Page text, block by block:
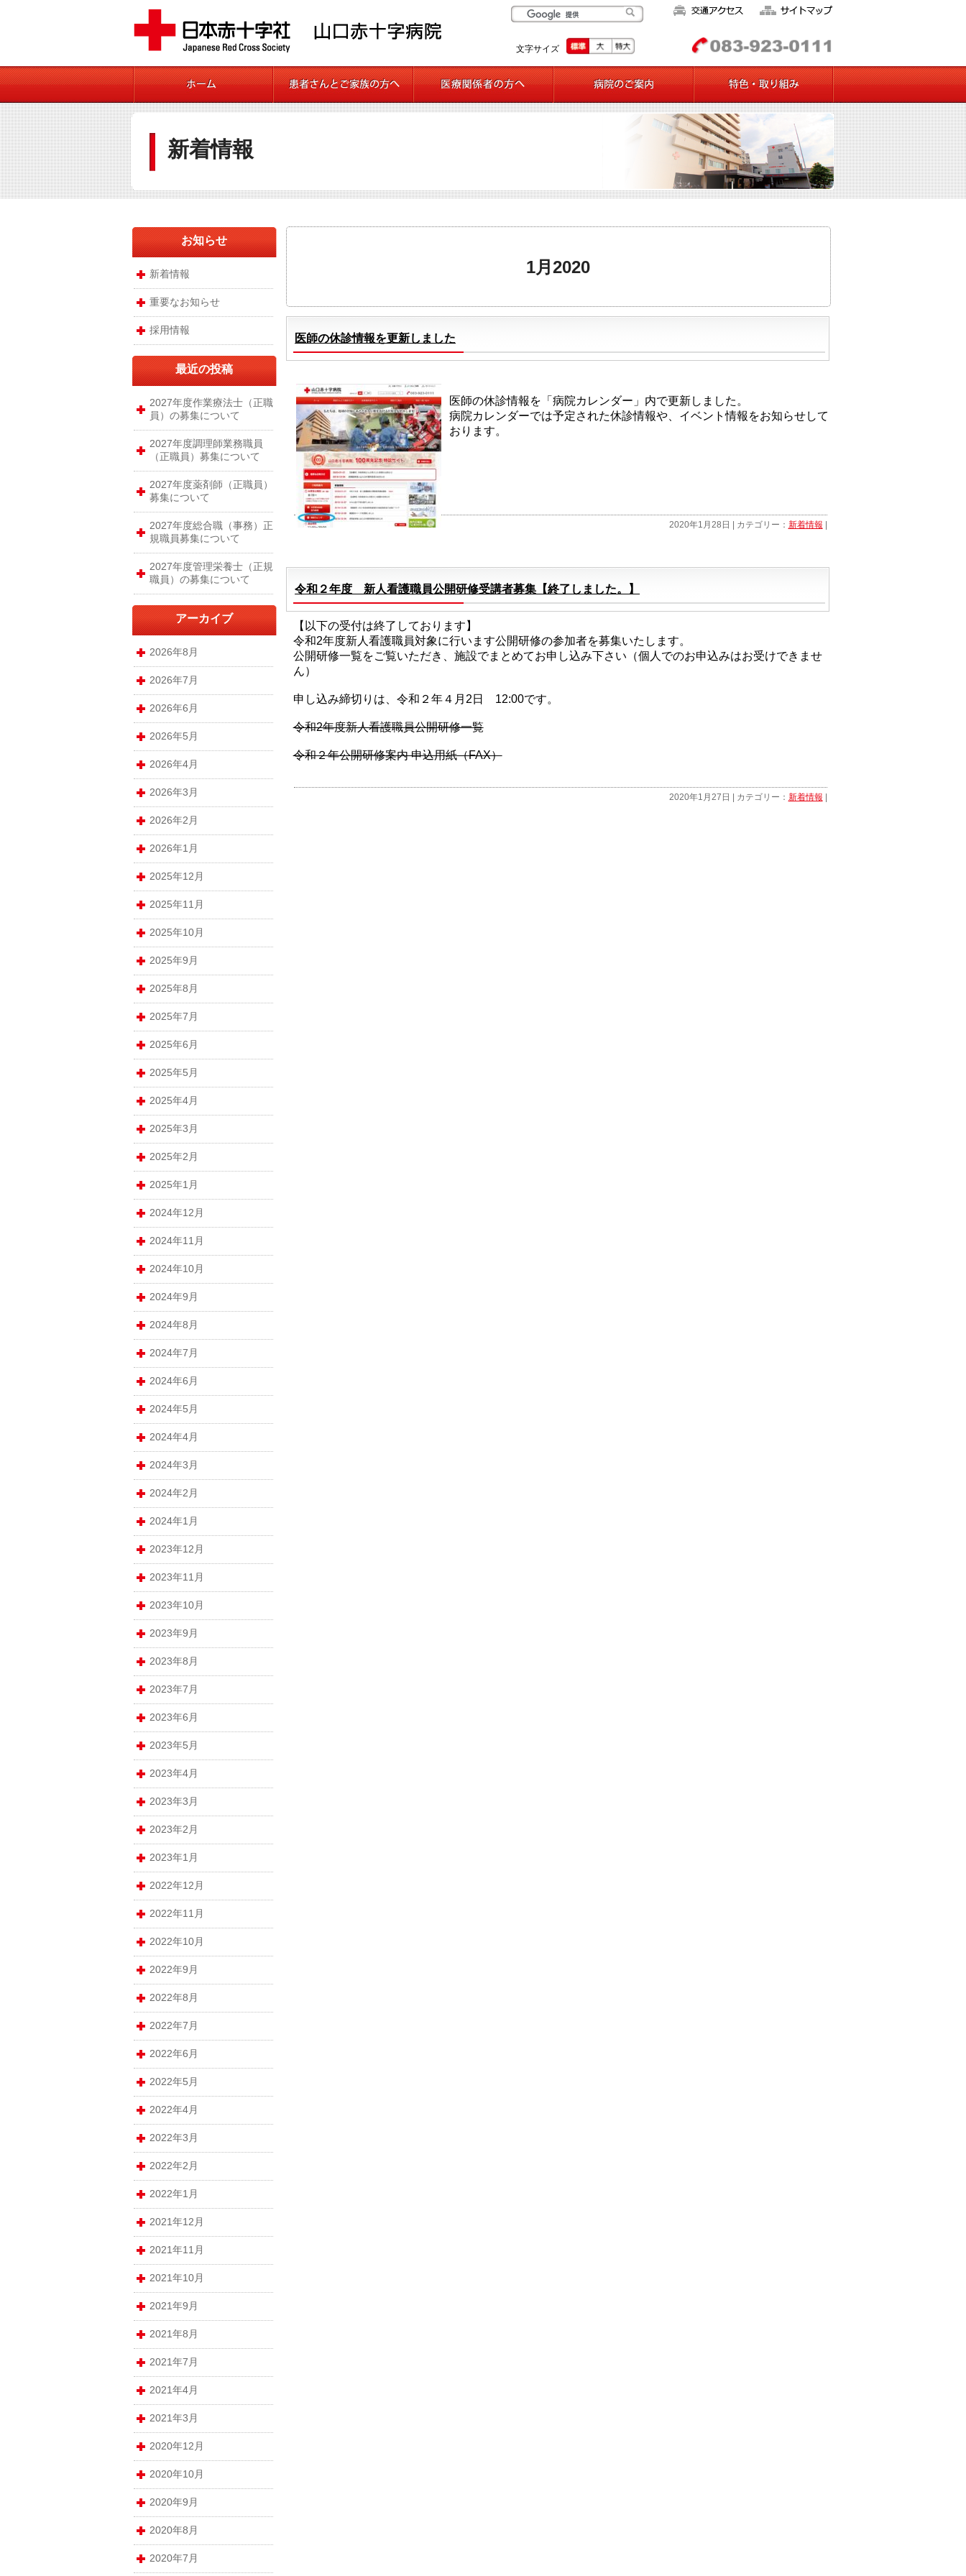
文字サイズ
新着情報
1月2020
医師の休診情報を更新しました
医師の休診情報を「病院カレンダー」内で更新しました。
病院カレンダーでは予定された休診情報や、イベント情報をお知らせして
おります。
2020年1月28日 | カテゴリー： 新着情報
令和２年度 新人看護職員公開研修受講者募集【終了しました。】
【以下の受付は終了しております】
令和2年度新人看護職員対象に行います公開研修の参加者を募集いたします。
公開研修一覧をご覧いただき、施設でまとめてお申し込み下さい（個人でのお申込みはお受けできませ
ん）
申し込み締切りは、令和２年４月2日 12:00です。
令和2年度新人看護職員公開研修一覧
令和２年公開研修案内 申込用紙（FAX）
2020年1月27日 | カテゴリー： 新着情報
お知らせ
新着情報
重要なお知らせ
採用情報
最近の投稿
2027年度作業療法士（正職
員）の募集について
2027年度調理師業務職員
（正職員）募集について
2027年度薬剤師（正職員）
募集について
2027年度総合職（事務）正
規職員募集について
2027年度管理栄養士（正規
職員）の募集について
アーカイブ
2026年8月
2026年7月
2026年6月
2026年5月
2026年4月
2026年3月
2026年2月
2026年1月
2025年12月
2025年11月
2025年10月
2025年9月
2025年8月
2025年7月
2025年6月
2025年5月
2025年4月
2025年3月
2025年2月
2025年1月
2024年12月
2024年11月
2024年10月
2024年9月
2024年8月
2024年7月
2024年6月
2024年5月
2024年4月
2024年3月
2024年2月
2024年1月
2023年12月
2023年11月
2023年10月
2023年9月
2023年8月
2023年7月
2023年6月
2023年5月
2023年4月
2023年3月
2023年2月
2023年1月
2022年12月
2022年11月
2022年10月
2022年9月
2022年8月
2022年7月
2022年6月
2022年5月
2022年4月
2022年3月
2022年2月
2022年1月
2021年12月
2021年11月
2021年10月
2021年9月
2021年8月
2021年7月
2021年4月
2021年3月
2020年12月
2020年10月
2020年9月
2020年8月
2020年7月